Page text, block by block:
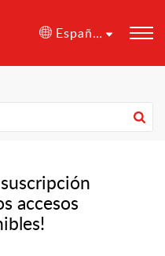
Español (España)
accesos